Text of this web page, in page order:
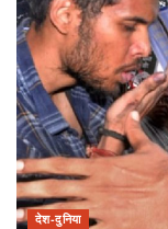
देश-दुनिया